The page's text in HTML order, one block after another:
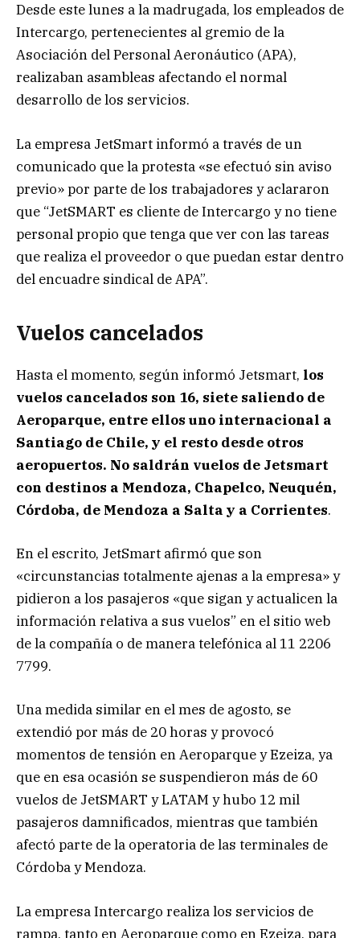
Desde este lunes a la madrugada, los empleados de
Intercargo, pertenecientes al gremio de la
Asociación del Personal Aeronáutico (APA),
realizaban asambleas afectando el normal
desarrollo de los servicios.
La empresa JetSmart informó a través de un
comunicado que la protesta «se efectuó sin aviso
previo» por parte de los trabajadores y aclararon
que “JetSMART es cliente de Intercargo y no tiene
personal propio que tenga que ver con las tareas
que realiza el proveedor o que puedan estar dentro
del encuadre sindical de APA”.
Vuelos cancelados
Hasta el momento, según informó Jetsmart, los
vuelos cancelados son 16, siete saliendo de
Aeroparque, entre ellos uno internacional a
Santiago de Chile, y el resto desde otros
aeropuertos. No saldrán vuelos de Jetsmart
con destinos a Mendoza, Chapelco, Neuquén,
Córdoba, de Mendoza a Salta y a Corrientes.
En el escrito, JetSmart afirmó que son
«circunstancias totalmente ajenas a la empresa» y
pidieron a los pasajeros «que sigan y actualicen la
información relativa a sus vuelos” en el sitio web
de la compañía o de manera telefónica al 11 2206
7799.
Una medida similar en el mes de agosto, se
extendió por más de 20 horas y provocó
momentos de tensión en Aeroparque y Ezeiza, ya
que en esa ocasión se suspendieron más de 60
vuelos de JetSMART y LATAM y hubo 12 mil
pasajeros damnificados, mientras que también
afectó parte de la operatoria de las terminales de
Córdoba y Mendoza.
La empresa Intercargo realiza los servicios de
rampa, tanto en Aeroparque como en Ezeiza, para